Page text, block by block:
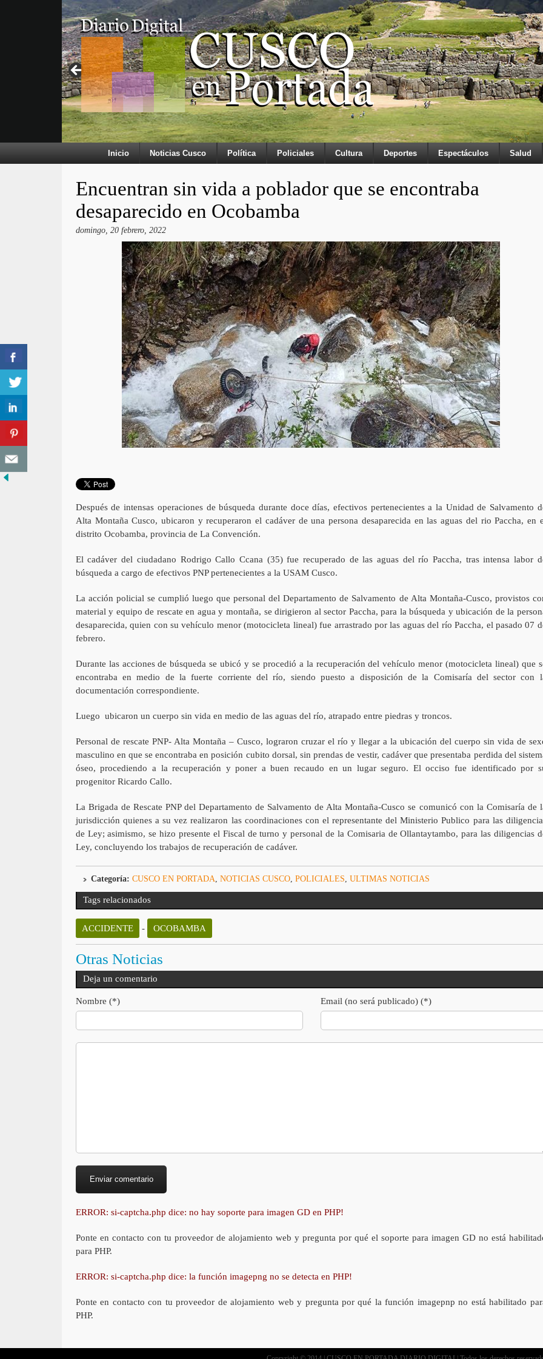
Inicio Noticias Cusco Política Policiales Cultura Deportes Espectáculos Salud
Encuentran sin vida a poblador que se encontraba
desaparecido en Ocobamba
domingo, 20 febrero, 2022
Después de intensas operaciones de búsqueda durante doce días, efectivos pertenecientes a la Unidad de Salvamento
Alta Montaña Cusco, ubicaron y recuperaron el cadáver de una persona desaparecida en las aguas del rio Paccha, en
distrito Ocobamba, provincia de La Convención.
El cadáver del ciudadano Rodrigo Callo Ccana (35) fue recuperado de las aguas del río Paccha, tras intensa labor
búsqueda a cargo de efectivos PNP pertenecientes a la USAM Cusco.
La acción policial se cumplió luego que personal del Departamento de Salvamento de Alta Montaña-Cusco, provistos
material y equipo de rescate en agua y montaña, se dirigieron al sector Paccha, para la búsqueda y ubicación de la
desaparecida, quien con su vehículo menor (motocicleta lineal) fue arrastrado por las aguas del río Paccha, el pasado 07
febrero.
Durante las acciones de búsqueda se ubicó y se procedió a la recuperación del vehículo menor (motocicleta lineal) que
encontraba en medio de la fuerte corriente del río, siendo puesto a disposición de la Comisaría del sector con
documentación correspondiente.
Luego ubicaron un cuerpo sin vida en medio de las aguas del río, atrapado entre piedras y troncos.
Personal de rescate PNP- Alta Montaña – Cusco, lograron cruzar el río y llegar a la ubicación del cuerpo sin vida de
masculino en que se encontraba en posición cubito dorsal, sin prendas de vestir, cadáver que presentaba perdida del
óseo, procediendo a la recuperación y poner a buen recaudo en un lugar seguro. El occiso fue identificado por
progenitor Ricardo Callo.
La Brigada de Rescate PNP del Departamento de Salvamento de Alta Montaña-Cusco se comunicó con la Comisaría de
jurisdicción quienes a su vez realizaron las coordinaciones con el representante del Ministerio Publico para las
de Ley; asimismo, se hizo presente el Fiscal de turno y personal de la Comisaria de Ollantaytambo, para las diligencias
Ley, concluyendo los trabajos de recuperación de cadáver.
Categoría: CUSCO EN PORTADA NOTICIAS CUSCO, POLICIALES ULTIMAS NOTICIAS
Tags relacionados
ACCIDENTE - OCOBAMBA
Otras Noticias
Deja un comentario
Nombre (*) Email (no será publicado) (*)
ERROR: si-captcha.php dice: no hay soporte para imagen GD en PHP!
Ponte en contacto con tu proveedor de alojamiento web y pregunta por qué el soporte para imagen GD no está
para PHP.
ERROR: si-captcha.php dice: la función imagepng no se detecta en PHP!
Ponte en contacto con tu proveedor de alojamiento web y pregunta por qué la función imagepnp no está habilitado
PHP.